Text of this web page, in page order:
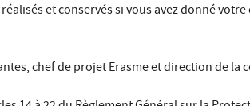
et conservés si vous avez donné
chef de projet Erasme et direction de la